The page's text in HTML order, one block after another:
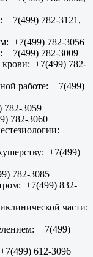
+7(499) 782-3121,
+7(499) 782-3056
+7(499) 782-3009
крови: +7(499) 782-
работе: +7(499)
782-3059
782-3060
+7(499)
782-3085
+7(499) 832-
части:
+7(499)
612-3096